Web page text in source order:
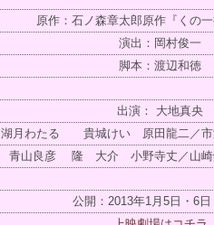
原作：石ノ森章太郎原作『くの
演出：岡村俊一
脚本：渡辺和徳
出演： 大地真央
湖月わたる 貴城けい 原田龍二／市
青山良彦 隆 大介 小野寺丈／山崎
公開：2013年1月5日・6日